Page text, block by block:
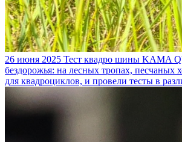
26 июня 2025 Тест квадро шины KAMA
бездорожья: на лесных тропах, песчаных
для квадроциклов, и провели тесты в